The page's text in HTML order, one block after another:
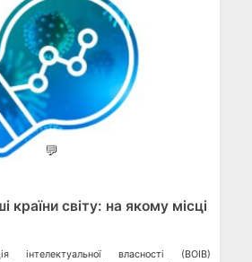
💬
країни світу: на якому місці
інтелектуальної власності (ВОІВ)